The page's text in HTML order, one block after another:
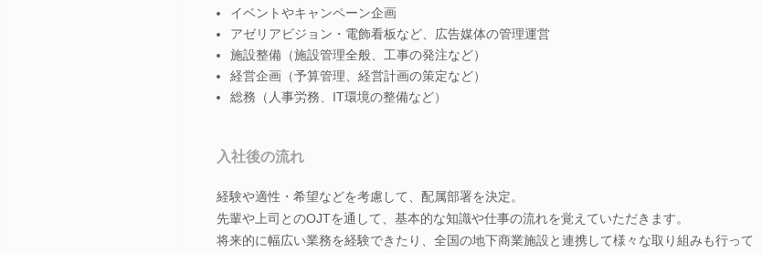
イベントやキャンペーン企画
アゼリアビジョン・電飾看板など、広告媒体の管理運営
施設整備（施設管理全般、工事の発注など）
経営企画（予算管理、経営計画の策定など）
総務（人事労務、IT環境の整備など）
入社後の流れ
経験や適性・希望などを考慮して、配属部署を決定。
先輩や上司とのOJTを通して、基本的な知識や仕事の流れを覚えていただきます。
将来的に幅広い業務を経験できたり、全国の地下商業施設と連携して様々な取り組みも行って